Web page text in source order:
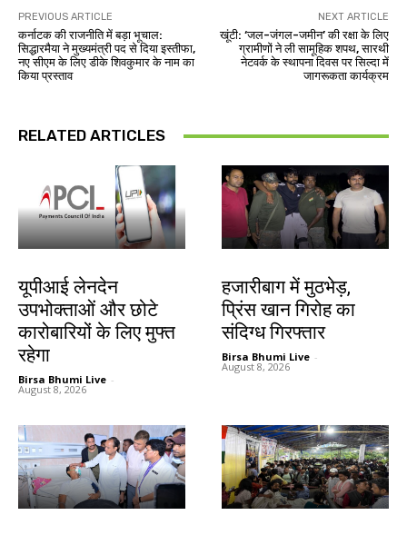
PREVIOUS ARTICLE
कर्नाटक की राजनीति में बड़ा भूचाल:
सिद्धारमैया ने मुख्यमंत्री पद से दिया इस्तीफा,
नए सीएम के लिए डीके शिवकुमार के नाम का
किया प्रस्ताव
NEXT ARTICLE
खूंटी: ‘जल-जंगल-जमीन’ की रक्षा के लिए
ग्रामीणों ने ली सामूहिक शपथ, सारथी
नेटवर्क के स्थापना दिवस पर सिल्दा में
जागरूकता कार्यक्रम
RELATED ARTICLES
यूपीआई लेनदेन
उपभोक्ताओं और छोटे
कारोबारियों के लिए मुफ्त
रहेगा
Birsa Bhumi Live -
August 8, 2026
हजारीबाग में मुठभेड़,
प्रिंस खान गिरोह का
संदिग्ध गिरफ्तार
Birsa Bhumi Live -
August 8, 2026